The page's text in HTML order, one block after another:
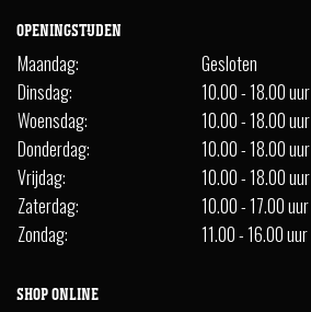
OPENINGSTIJDEN
Maandag:
Gesloten
Dinsdag:
10.00 - 18.00 uur
Woensdag:
10.00 - 18.00 uur
Donderdag:
10.00 - 18.00 uur
Vrijdag:
10.00 - 18.00 uur
Zaterdag:
10.00 - 17.00 uur
Zondag:
11.00 - 16.00 uur
SHOP ONLINE